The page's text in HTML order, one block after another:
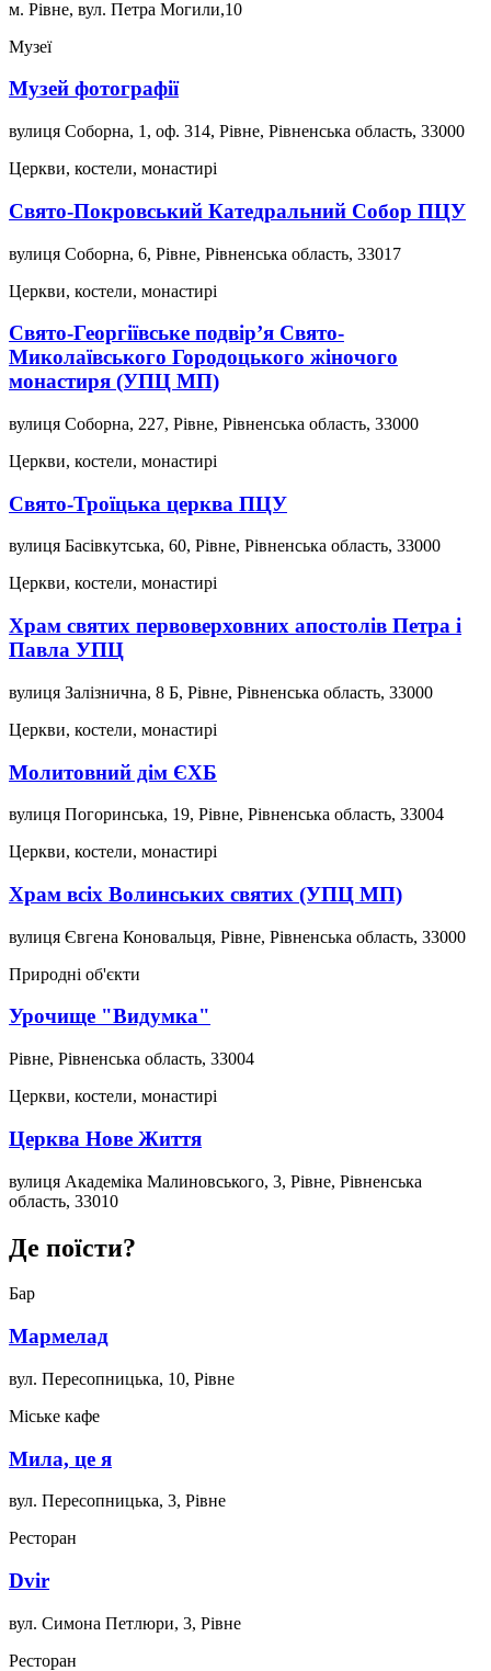
м. Рівне, вул. Петра Могили,10
Музеї
Музей фотографії
вулиця Соборна, 1, оф. 314, Рівне, Рівненська область, 33000
Церкви, костели, монастирі
Свято-Покровський Катедральний Собор ПЦУ
вулиця Соборна, 6, Рівне, Рівненська область, 33017
Церкви, костели, монастирі
Свято-Георгіївське подвір’я Свято-
Миколаївського Городоцького жіночого
монастиря (УПЦ МП)
вулиця Соборна, 227, Рівне, Рівненська область, 33000
Церкви, костели, монастирі
Свято-Троїцька церква ПЦУ
вулиця Басівкутська, 60, Рівне, Рівненська область, 33000
Церкви, костели, монастирі
Храм святих первоверховних апостолів Петра і
Павла УПЦ
вулиця Залізнична, 8 Б, Рівне, Рівненська область, 33000
Церкви, костели, монастирі
Молитовний дім ЄХБ
вулиця Погоринська, 19, Рівне, Рівненська область, 33004
Церкви, костели, монастирі
Храм всіх Волинських святих (УПЦ МП)
вулиця Євгена Коновальця, Рівне, Рівненська область, 33000
Природні об'єкти
Урочище "Видумка"
Рівне, Рівненська область, 33004
Церкви, костели, монастирі
Церква Нове Життя
вулиця Академіка Малиновського, 3, Рівне, Рівненська
область, 33010
Де поїсти?
Бар
Мармелад
вул. Пересопницька, 10, Рівне
Міське кафе
Мила, це я
вул. Пересопницька, 3, Рівне
Ресторан
Dvir
вул. Симона Петлюри, 3, Рівне
Ресторан